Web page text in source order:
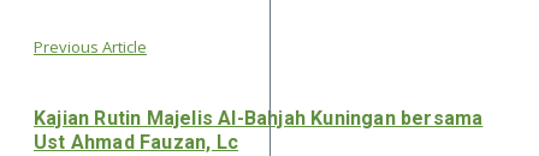
Previous Article
Kajian Rutin Majelis Al-Bahjah Kuningan bersama
Ust Ahmad Fauzan, Lc